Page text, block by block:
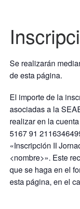
Se realizarán
de esta página.
El importe de la
asociadas a la
realizar en la
5167 91
«Inscripción II
<nombre>». Este
que se haga en el
esta página, en el